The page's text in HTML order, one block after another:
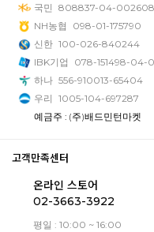
국민 808837-04-002608
NH농협
098-01-175790
신한 100-026-840244
IBK기업
078-151498-04-
하나 556-910013-65404
우리 1005-104-697287
예금주 : (주)배드민턴마켓
고객만족센터
온라인 스토어
02-3663-3922
평일 : 10:00 ~ 16:00